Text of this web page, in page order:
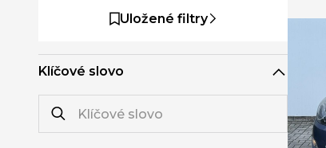
Uložené filtry
Klíčové slovo